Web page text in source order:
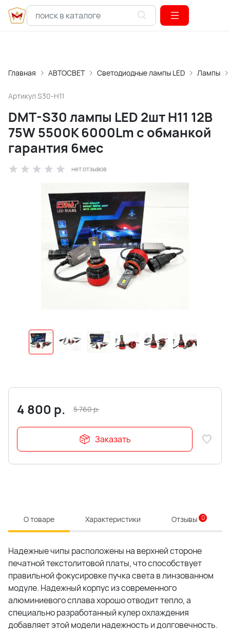
Главная АВТОСВЕТ Светодиодные лампы LED Лампы
Артикул S30-H11
DMT-S30 лампы LED 2шт H11 12В
75W 5500K 6000Lm с обманкой
гарантия 6мес
нет отзывов
4 800 р. 5 760р.
Заказать
О товаре Характеристики Отзывы 0
Надежные чипы расположены на верхней стороне
печатной текстолитовой платы, что способствует
правильной фокусировке пучка света в линзованном
модуле. Надежный корпус из современного
алюминиевого сплава хорошо отводит тепло, а
специально разработанный кулер охлаждения
добавляет этой модели надежность и долговечность.